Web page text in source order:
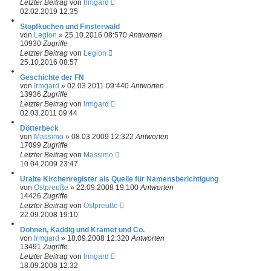
Letzter Beitrag von Irmgard
02.02.2019 12:35
Stopfkuchen und Finsterwald
von Legion » 25.10.2016 08:570Antworten
10930Zugriffe
Letzter Beitrag von Legion
25.10.2016 08:57
Geschichte der FN
von Irmgard » 02.03.2011 09:440Antworten
13936Zugriffe
Letzter Beitrag von Irmgard
02.03.2011 09:44
Dötterbeck
von Massimo » 08.03.2009 12:322Antworten
17099Zugriffe
Letzter Beitrag von Massimo
10.04.2009 23:47
Uralte Kirchenregister als Quelle für Namensberichtigung
von Ostpreuße » 22.09.2008 19:100Antworten
14426Zugriffe
Letzter Beitrag von Ostpreuße
22.09.2008 19:10
Dohnen, Kaddig und Kramet und Co.
von Irmgard » 18.09.2008 12:320Antworten
13491Zugriffe
Letzter Beitrag von Irmgard
18.09.2008 12:32